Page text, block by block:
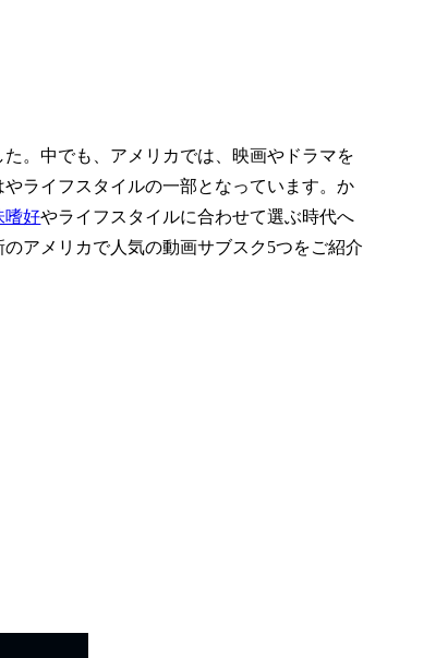
。中でも、アメリカでは、映画やドラマを
ライフスタイルの一部となっています。か
嗜好やライフスタイルに合わせて選ぶ時代へ
アメリカで人気の動画サブスク5つをご紹介